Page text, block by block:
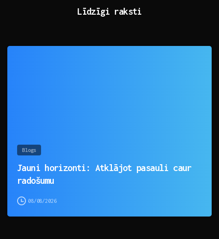
Līdzīgi raksti
Blogs
Jauni horizonti: Atklājot pasauli caur
radošumu
08/08/2026